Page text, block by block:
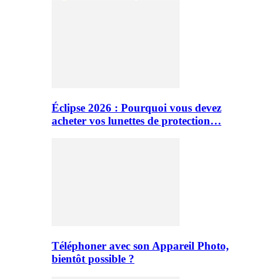
Éclipse 2026 : Pourquoi vous devez
acheter vos lunettes de protection…
Téléphoner avec son Appareil Photo,
bientôt possible ?